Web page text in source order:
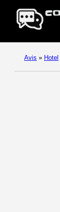
Avis » Hotel